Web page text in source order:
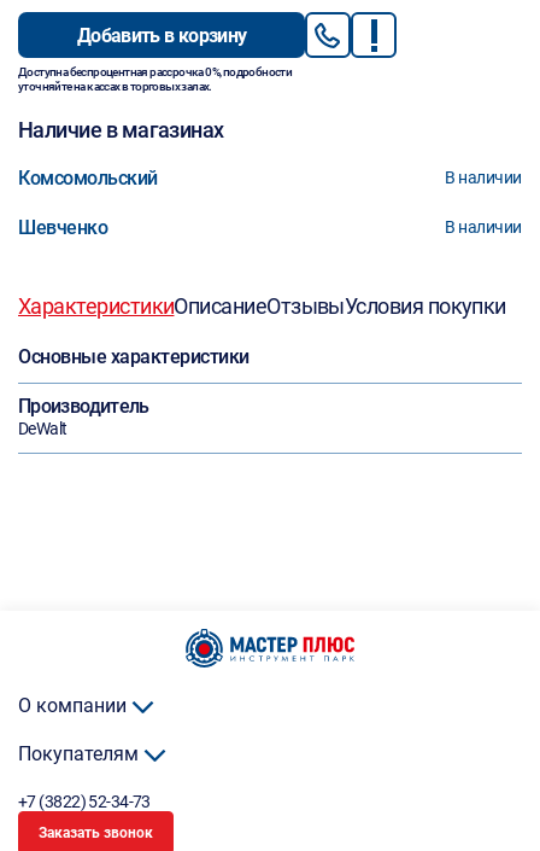
Добавить в корзину
Доступна беспроцентная рассрочка 0%, подробности
уточняйте на кассах в торговых залах.
Наличие в магазинах
Комсомольский В наличии
Шевченко В наличии
ХарактеристикиОписаниеОтзывыУсловия покупки
Основные характеристики
Производитель
DeWalt
О компании
Покупателям
+7 (3822) 52-34-73
Заказать звонок